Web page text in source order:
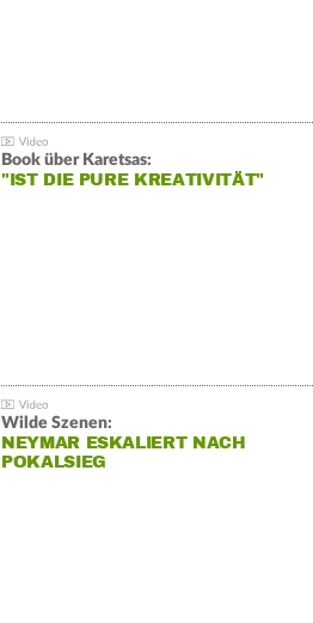
Book über Karetsas:
"IST DIE PURE KREATIVITÄT"
Wilde Szenen:
NEYMAR ESKALIERT NACH
POKALSIEG